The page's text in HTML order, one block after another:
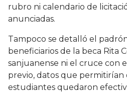
rubro ni calendario de
anunciadas.
Tampoco se detalló el
beneficiarios de la beca Rita
sanjuanense ni el cruce con
previo, datos que permitirían
estudiantes quedaron